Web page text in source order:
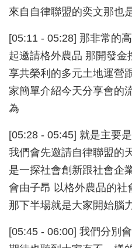
來自自律聯盟的奕文那也
[05:11 - 05:28] 那非常的
起邀請格外農品 那開發
享共榮利的多元土地運營
家簡單介紹今天分享會的
為
[05:28 - 05:45] 就是主要
我們會先邀請自律聯盟的
是一探社會創新跟社會企
會由子昂 以格外農品的社
那下半場就是大家開始腦
[05:45 - 06:00] 我們分別